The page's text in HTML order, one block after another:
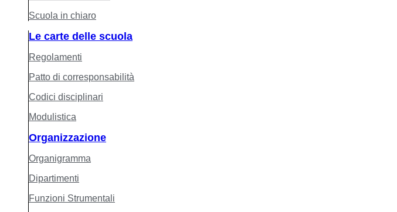
Scuola in chiaro
Le carte delle scuola
Regolamenti
Patto di corresponsabilità
Codici disciplinari
Modulistica
Organizzazione
Organigramma
Dipartimenti
Funzioni Strumentali